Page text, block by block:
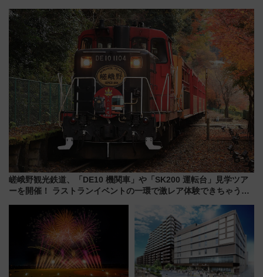
帰りお出かけ最新情報（2026年
7月17日～開催）
来春のGW旅行まで狙える激ア
ツ路線まとめ（8/10まで）
嵯峨野観光鉄道、「DE10 機関車」や「SK200 運転台」見学ツア
ーを開催！ ラストランイベントの一環で激レア体験できちゃうか